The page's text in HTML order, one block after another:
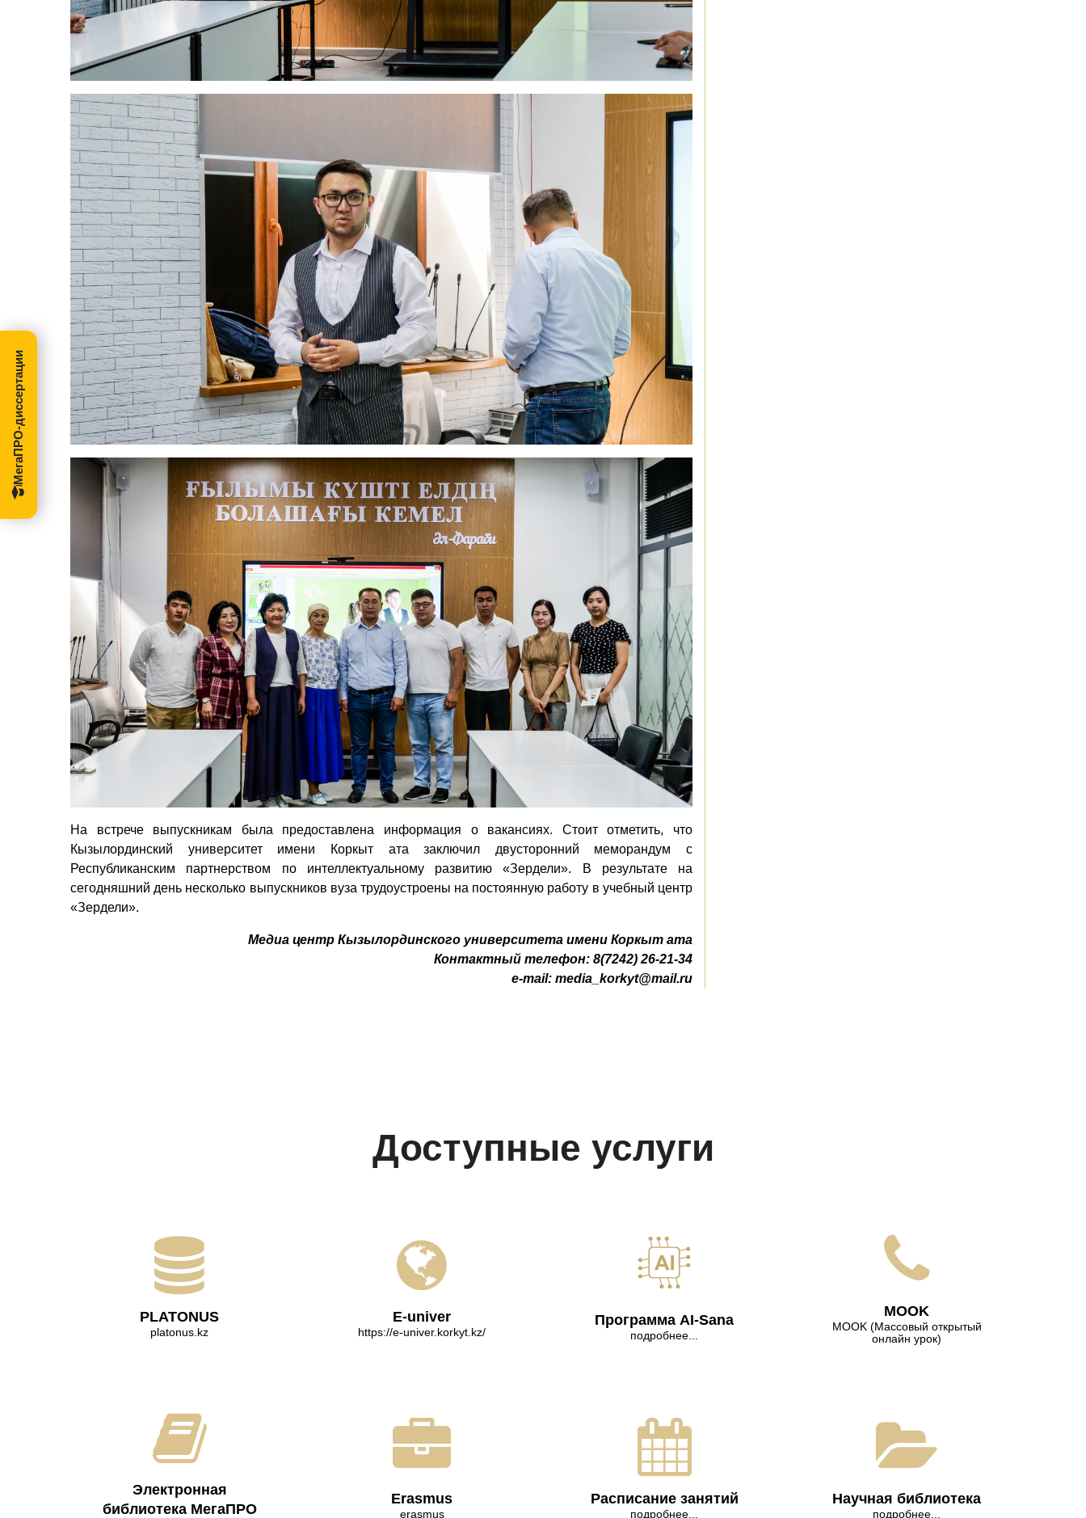
На встрече выпускникам была предоставлена информация о вакансиях. Стоит отметить, что
Кызылординский университет имени Коркыт ата заключил двусторонний меморандум с
Республиканским партнерством по интеллектуальному развитию «Зердели». В результате на
сегодняшний день несколько выпускников вуза трудоустроены на постоянную работу в учебный центр
«Зердели».
Медиа центр Кызылординского университета имени Коркыт ата
Контактный телефон: 8(7242) 26-21-34
e-mail: media_korkyt@mail.ru
Доступные услуги
PLATONUS
platonus.kz
E-univer
https://e-univer.korkyt.kz/
Программа AI-Sana
подробнее...
МООK
МООK (Массовый открытый
онлайн урок)
Электронная
библиотека МегаПРО
Erasmus
erasmus
Расписание занятий
подробнее...
Научная библиотека
подробнее...
МегаПРО-диссертации